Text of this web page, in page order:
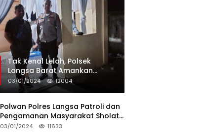
Tak Kenal Lelah, Polsek
Langsa Barat Amankan
Rekapitulasi Selama12 Hari di
Kecamatan Baro
03/01/2024 12004
Polwan Polres Langsa Patroli dan
Pengamanan Masyarakat Sholat
Jumat
03/01/2024 11633